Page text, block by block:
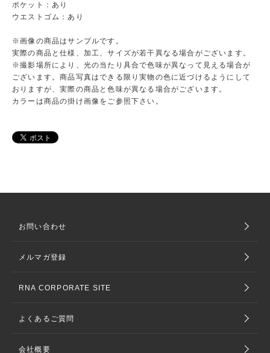
ポケット：あり
ウエストゴム：あり
※画像の商品はサンプルです。
実際の商品と仕様、加工、サイズが若干異なる場合がございます。
※撮影場所により、光の当たり具合で色味が異なって見える場合が
ございます。商品写真はできる限り実物の色に近づけるようにして
おりますが、実際の商品と色味が異なる場合がございます。
カラーは商品の掛け画像をご参照下さい。
お問い合わせ
メルマガ登録
RNA CORPORATE SITE
よくあるご質問
会社概要